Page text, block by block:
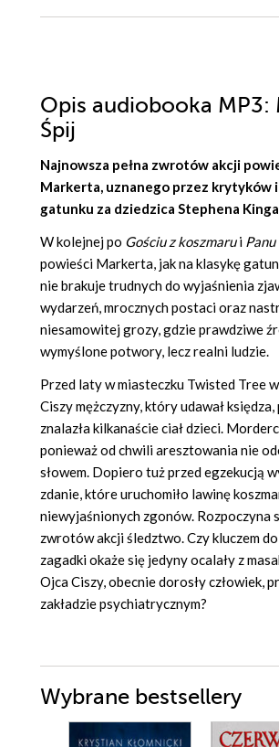
Opis audiobooka MP3:
Śpij
Najnowsza pełna zwrotów akcji
Markerta, uznanego przez krytyków
gatunku za dziedzica Stephena
W kolejnej po Gościu z koszmarui Panu
powieści Markerta, jak na klasykę
nie brakuje trudnych do wyjaśnienia
wydarzeń, mrocznych postaci oraz
niesamowitej grozy, gdzie prawdziwe
wymyślone potwory, lecz realni ludzie.
Przed laty w miasteczku Twisted Tree
Ciszy mężczyzny, który udawał
znalazła kilkanaście ciał dzieci.
ponieważ od chwili aresztowania nie
słowem. Dopiero tuż przed egzekucją
zdanie, które uruchomiło lawinę
niewyjaśnionych zgonów. Rozpoczyna
zwrotów akcji śledztwo. Czy kluczem
zagadki okaże się jedyny ocalały z
Ojca Ciszy, obecnie dorosły człowiek,
zakładzie psychiatrycznym?
Wybrane bestsellery